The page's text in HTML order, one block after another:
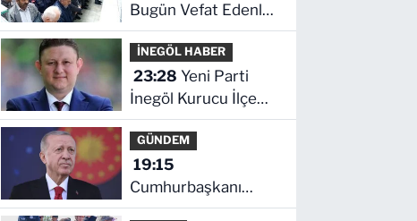
Bugün Vefat Edenler
Kimler? | 05 Ağustos
2026 Çarşamba
İNEGÖL HABER
23:28 Yeni Parti
İnegöl Kurucu İlçe
Başkanı Erkan
Dönmez Oldu
GÜNDEM
19:15
Cumhurbaşkanı
Erdoğan'dan